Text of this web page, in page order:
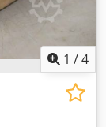
1 /4